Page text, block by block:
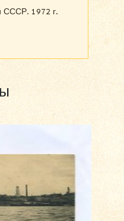
СССР. 1972 г.